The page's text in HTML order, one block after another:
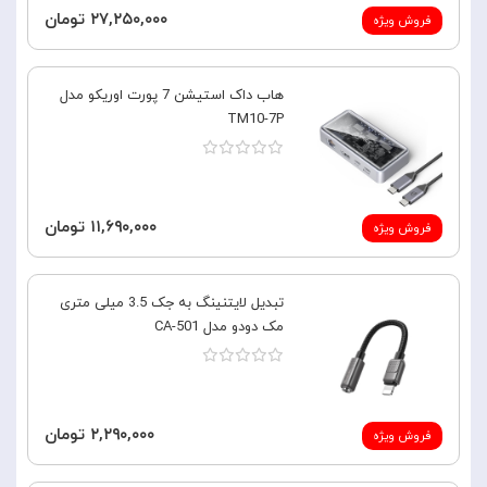
فروش ویژه ۲۷,۲۵۰,۰۰۰ تومان
فروش ویژه
هاب داک استیشن 7 پورت اوریکو مدل
TM10-7P
۱۱,۶۹۰,۰۰۰ تومان
فروش ویژه
تبدیل لایتنینگ به جک 3.5 میلی متری
مک دودو مدل CA-501
۲,۲۹۰,۰۰۰ تومان